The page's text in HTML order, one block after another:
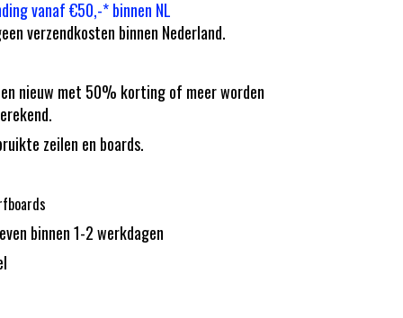
vanaf €50,-* binnen NL
verzendkosten binnen Nederland.
nieuw met 50% korting of meer worden
zeilen en boards.
binnen 1-2 werkdagen